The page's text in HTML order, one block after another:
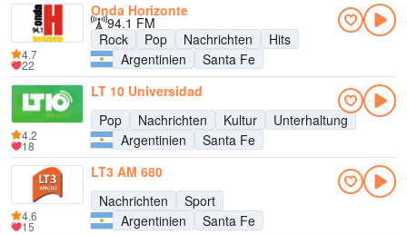
Onda Horizonte
94.1 FM
Rock
Pop Nachrichten
Hits
Argentinien
Santa Fe
4.7
22
LT 10 Universidad
Pop
Nachrichten Kultur
Unterhaltung
Argentinien
Santa Fe
4.2
18
LT3 AM 680
Nachrichten
Sport
Argentinien
Santa Fe
4.6
15